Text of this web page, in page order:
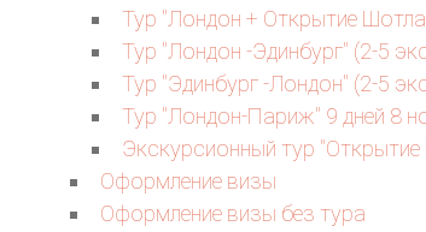
Тур "Лондон + Открытие
Тур "Лондон -Эдинбург" (2-5
Тур "Эдинбург -Лондон" (2-5
Тур "Лондон-Париж" 9 дней 8
Экскурсионный тур "Открытие
Оформление визы
Оформление визы без тура